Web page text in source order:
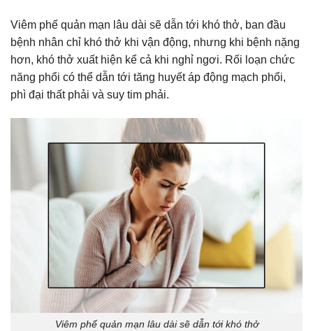
Viêm phế quản mạn lâu dài sẽ dẫn tới khó thở, ban đầu
bệnh nhân chỉ khó thở khi vận động, nhưng khi bệnh nặng
hơn, khó thở xuất hiện kể cả khi nghỉ ngơi. Rối loạn chức
năng phổi có thể dẫn tới tăng huyết áp động mạch phổi,
phì đại thất phải và suy tim phải.
Viêm phế quản mạn lâu dài sẽ dẫn tới khó thở